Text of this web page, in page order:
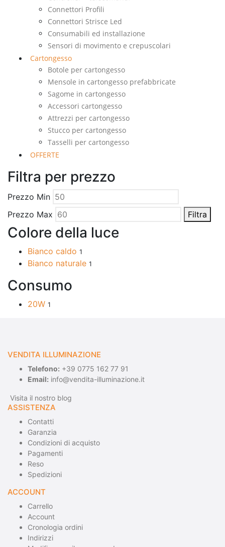
Connettori Profili
Connettori Strisce Led
Consumabili ed installazione
Sensori di movimento e crepuscolari
Cartongesso
Botole per cartongesso
Mensole in cartongesso prefabbricate
Sagome in cartongesso
Accessori cartongesso
Attrezzi per cartongesso
Stucco per cartongesso
Tasselli per cartongesso
OFFERTE
Filtra per prezzo
Prezzo Min
Prezzo Max
Filtra
Colore della luce
Bianco caldo 1
Bianco naturale 1
Consumo
20W 1
VENDITA ILLUMINAZIONE
Telefono: +39 0775 162 77 91
Email: info@vendita-illuminazione.it
Visita il nostro blog
ASSISTENZA
Contatti
Garanzia
Condizioni di acquisto
Pagamenti
Reso
Spedizioni
ACCOUNT
Carrello
Account
Cronologia ordini
Indirizzi